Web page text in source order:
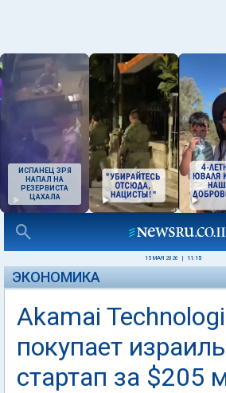
ИСПАНЕЦ ЗРЯ
НАПАЛ НА
РЕЗЕРВИСТА
ЦАХАЛА
15 МАЯ 2026 11:15
ЭКОНОМИКА
Akamai
покупает
стартап за $205